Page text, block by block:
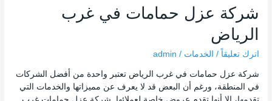
شركة عزل حمامات في غرب
الرياض
اترك تعليقاً / الخدمات /
admin
شركة عزل حمامات في غرب الرياض تعتبر واحدة من أفضل الشركات
في المنطقة، ورغم أن البعض قد لا يعرف عن مميزاتها والخدمات التي